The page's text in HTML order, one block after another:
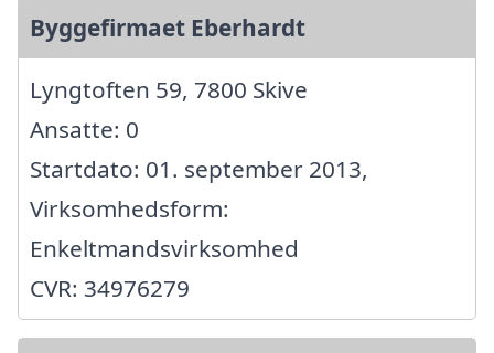
Byggefirmaet Eberhardt
Lyngtoften 59, 7800 Skive
Ansatte: 0
Startdato: 01. september 2013,
Virksomhedsform:
Enkeltmandsvirksomhed
CVR: 34976279